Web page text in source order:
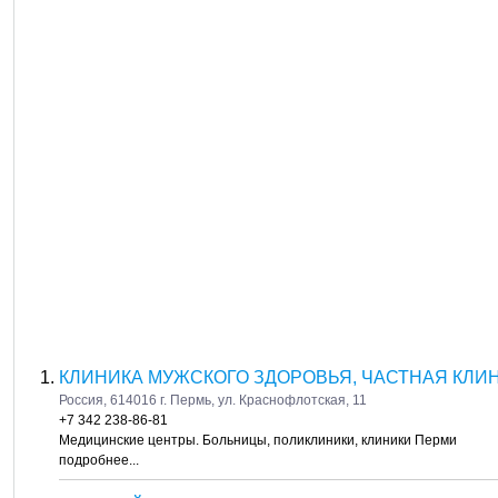
КЛИНИКА МУЖСКОГО ЗДОРОВЬЯ, ЧАСТНАЯ
Россия, 614016 г. Пермь, ул. Краснофлотская, 11
+7 342 238-86-81
Медицинские центры. Больницы, поликлиники, клиники Перми
подробнее...